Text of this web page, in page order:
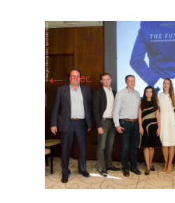
← Prec.